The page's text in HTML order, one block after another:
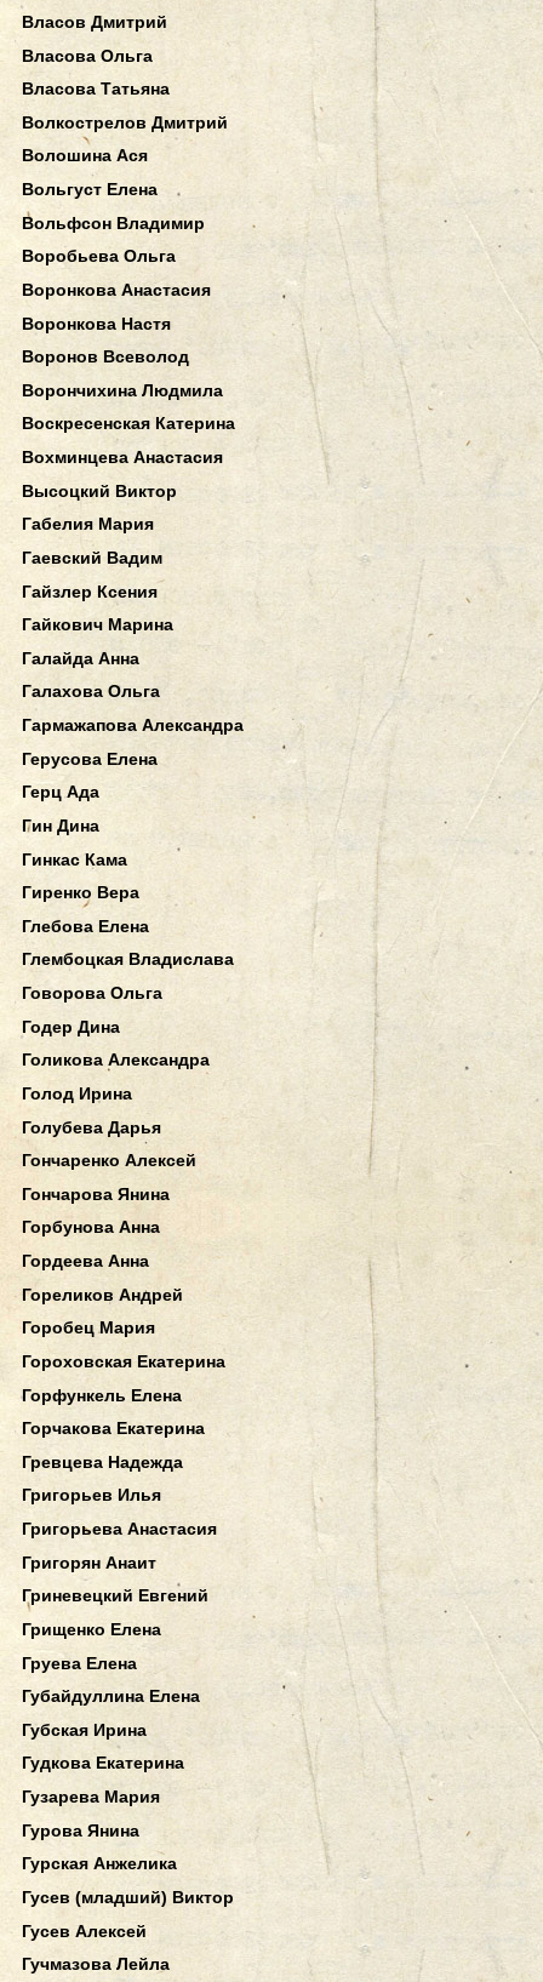
Власов Дмитрий
Власова Ольга
Власова Татьяна
Волкострелов Дмитрий
Волошина Ася
Вольгуст Елена
Вольфсон Владимир
Воробьева Ольга
Воронкова Анастасия
Воронкова Настя
Воронов Всеволод
Ворончихина Людмила
Воскресенская Катерина
Вохминцева Анастасия
Высоцкий Виктор
Габелия Мария
Гаевский Вадим
Гайзлер Ксения
Гайкович Марина
Галайда Анна
Галахова Ольга
Гармажапова Александра
Герусова Елена
Герц Ада
Гин Дина
Гинкас Кама
Гиренко Вера
Глебова Елена
Глембоцкая Владислава
Говорова Ольга
Годер Дина
Голикова Александра
Голод Ирина
Голубева Дарья
Гончаренко Алексей
Гончарова Янина
Горбунова Анна
Гордеева Анна
Гореликов Андрей
Горобец Мария
Гороховская Екатерина
Горфункель Елена
Горчакова Екатерина
Гревцева Надежда
Григорьев Илья
Григорьева Анастасия
Григорян Анаит
Гриневецкий Евгений
Грищенко Елена
Груева Елена
Губайдуллина Елена
Губская Ирина
Гудкова Екатерина
Гузарева Мария
Гурова Янина
Гурская Анжелика
Гусев (младший) Виктор
Гусев Алексей
Гучмазова Лейла